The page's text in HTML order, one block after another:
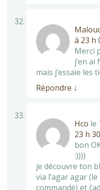
à 23 h
Merci
j’en
mais j’essaie les
Répondre ↓
Hco le
23 h
bon
:))))
je découvre ton
via l’agar agar
commandé) et